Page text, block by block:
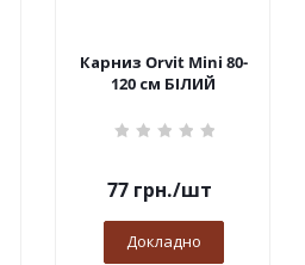
Карниз Orvit Mini 80-
120 см БІЛИЙ
77грн./шт
Докладно